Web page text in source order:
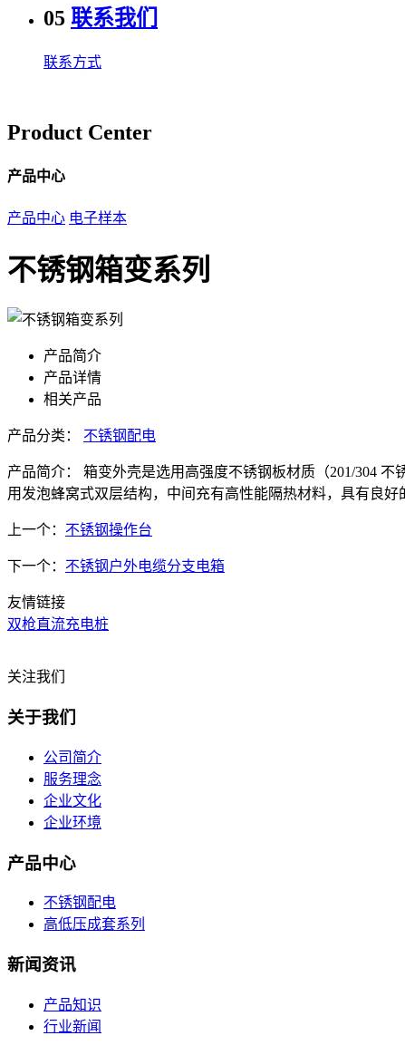
05 联系我们
联系方式
Product Center
产品中心
产品中心 电子样本
不锈钢箱变系列
产品简介
产品详情
相关产品
产品分类： 不锈钢配电
产品简介：
箱变外壳是选用高强度不锈钢板材质（201/304
用发泡蜂窝式双层结构，中间充有高性能隔热材料，具有良
上一个： 不锈钢操作台
下一个： 不锈钢户外电缆分支电箱
友情链接
双枪直流充电桩
关注我们
关于我们
公司简介
服务理念
企业文化
企业环境
产品中心
不锈钢配电
高低压成套系列
新闻资讯
产品知识
行业新闻